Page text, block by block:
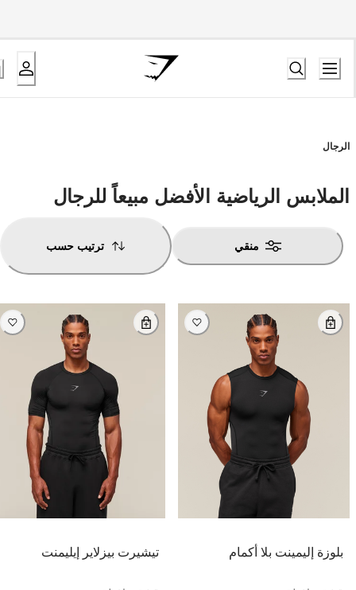
الرجال
الملابس الرياضية الأفضل مبيعاً للرجال
منقي ترتيب حسب
بلوزة إليمينت بلا أكمام تيشيرت بيزلاير إيليمنت